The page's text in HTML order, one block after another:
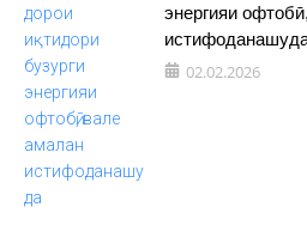
энергияи
02.02.2026